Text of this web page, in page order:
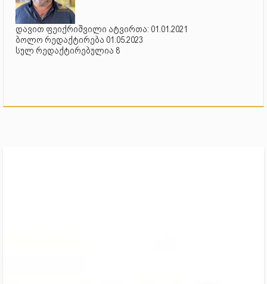
დავით ფეიქრიშვილი ატვირთა: 01.01.2021
ბოლო რედაქტირება 01.05.2023
სულ რედაქტირებულია 8